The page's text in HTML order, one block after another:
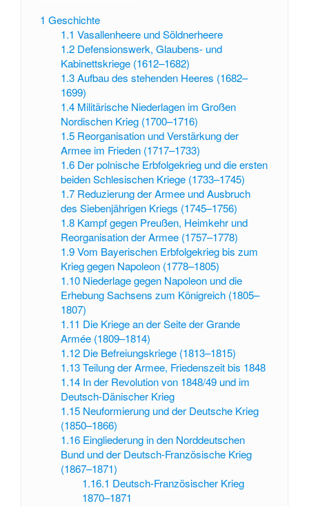
1 Geschichte
1.1 Vasallenheere und Söldnerheere
1.2 Defensionswerk, Glaubens- und
Kabinettskriege (1612–1682)
1.3 Aufbau des stehenden Heeres (1682–
1699)
1.4 Militärische Niederlagen im Großen
Nordischen Krieg (1700–1716)
1.5 Reorganisation und Verstärkung der
Armee im Frieden (1717–1733)
1.6 Der polnische Erbfolgekrieg und die ersten
beiden Schlesischen Kriege (1733–1745)
1.7 Reduzierung der Armee und Ausbruch
des Siebenjährigen Kriegs (1745–1756)
1.8 Kampf gegen Preußen, Heimkehr und
Reorganisation der Armee (1757–1778)
1.9 Vom Bayerischen Erbfolgekrieg bis zum
Krieg gegen Napoleon (1778–1805)
1.10 Niederlage gegen Napoleon und die
Erhebung Sachsens zum Königreich (1805–
1807)
1.11 Die Kriege an der Seite der Grande
Armée (1809–1814)
1.12 Die Befreiungskriege (1813–1815)
1.13 Teilung der Armee, Friedenszeit bis 1848
1.14 In der Revolution von 1848/49 und im
Deutsch-Dänischer Krieg
1.15 Neuformierung und der Deutsche Krieg
(1850–1866)
1.16 Eingliederung in den Norddeutschen
Bund und der Deutsch-Französische Krieg
(1867–1871)
1.16.1 Deutsch-Französischer Krieg
1870–1871